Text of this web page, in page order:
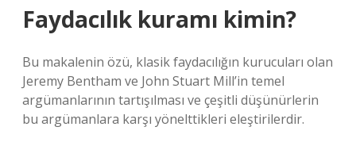
Faydacılık kuramı kimin?
Bu makalenin özü, klasik faydacılığın kurucuları olan
Jeremy Bentham ve John Stuart Mill’in temel
argümanlarının tartışılması ve çeşitli düşünürlerin
bu argümanlara karşı yönelttikleri eleştirilerdir.